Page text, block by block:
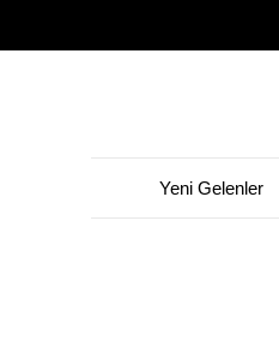
Yeni Gelenler